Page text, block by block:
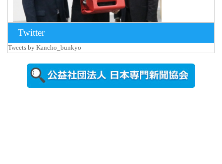
2026年8月5日
更新
農工大で大
Twitter
Tweets by Kancho_bunkyo